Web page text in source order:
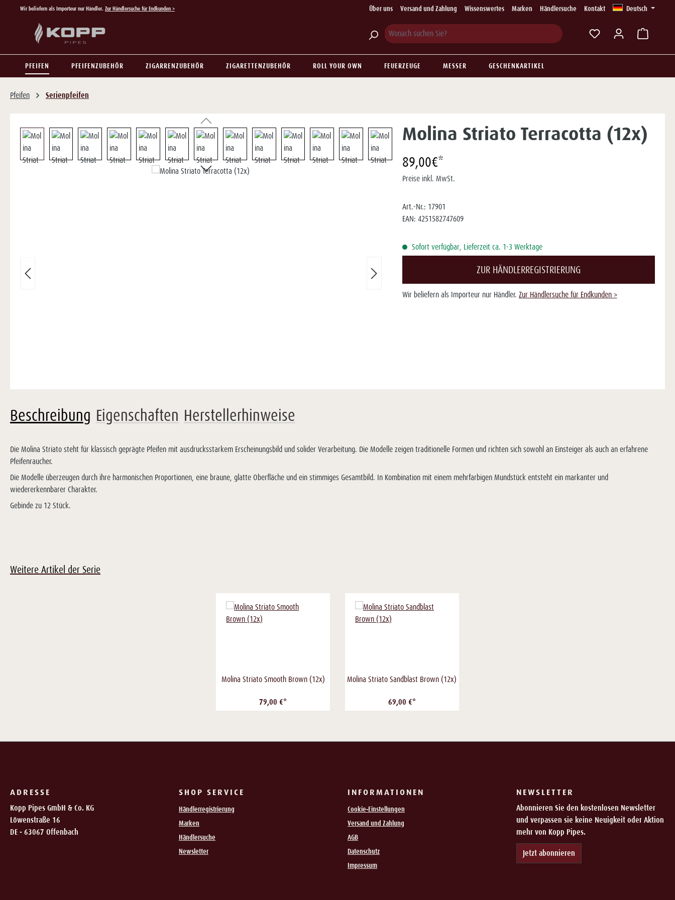
Hauptinhalt springen
Zur Suche springen
Zur Hauptnavigation springen
Wir beliefern als Importeur nur Händler. Zur Händlersuche für Endkunden > Über uns Versand und Zahlung Wissenswertes Marken Händlersuche Kontakt Deutsch
Du hast 0 Produkte
PFEIFEN PFEIFENZUBEHÖR ZIGARRENZUBEHÖR ZIGARETTENZUBEHÖR ROLL YOUR OWN FEUERZEUGE MESSER GESCHENKARTIKEL
Pfeifen Serienpfeifen
Bildergalerie überspringen Molina Striato Terracotta (12x)
89,00€*
Preise inkl. MwSt.
Art.-Nr.: 17901
EAN: 4251582747609
Sofort verfügbar, Lieferzeit ca. 1-3 Werktage
ZUR HÄNDLERREGISTRIERUNG
Wir beliefern als Importeur nur Händler. Zur Händlersuche für Endkunden >
Beschreibung Eigenschaften Herstellerhinweise
Die Molina Striato steht für klassisch geprägte Pfeifen mit ausdrucksstarkem Erscheinungsbild und solider Verarbeitung. Die Modelle zeigen traditionelle Formen und richten sich sowohl an Einsteiger als auch an erfahrene
Pfeifenraucher.
Die Modelle überzeugen durch ihre harmonischen Proportionen, eine braune, glatte Oberfläche und ein stimmiges Gesamtbild. In Kombination mit einem mehrfarbigen Mundstück entsteht ein markanter und
wiedererkennbarer Charakter.
Gebinde zu 12 Stück.
Weitere Artikel der Serie
Molina Striato Smooth Brown (12x)
79,00 €*
Molina Striato Sandblast Brown (12x)
69,00 €*
ADRESSE
Kopp Pipes GmbH & Co. KG
Löwenstraße 16
DE - 63067 Offenbach
SHOP SERVICE
Händlerregistrierung
Marken
Händlersuche
Newsletter
INFORMATIONEN
Cookie-Einstellungen
Versand und Zahlung
AGB
Datenschutz
Impressum
NEWSLETTER
Abonnieren Sie den kostenlosen Newsletter
und verpassen sie keine Neuigkeit oder Aktion
mehr von Kopp Pipes.
Jetzt abonnieren